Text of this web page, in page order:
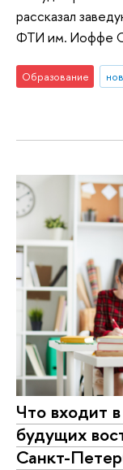
рассказал
ФТИ им. Иоффе
Образование
Что входит
будущих
Санкт-